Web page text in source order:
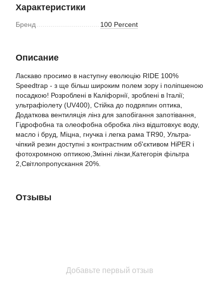
Характеристики
Бренд 100 Percent
Описание
Ласкаво просимо в наступну еволюцію RIDE 100%
Speedtrap - з ще більш широким полем зору і поліпшеною
посадкою! Розроблені в Каліфорнії, зроблені в Італії;
ультрафіолету (UV400), Стійка до подряпин оптика,
Додаткова вентиляція лінз для запобігання запотівання,
Гідрофобна та олеофобна обробка лінз відштовхує воду,
масло і бруд, Міцна, гнучка і легка рама TR90, Ультра-
чіпкий резин доступні з контрастним об'єктивом HiPER і
фотохромною оптикою,Змінні лінзи,Категорія фільтра
2,Світлопропускання 20%.
Отзывы
Добавьте первый отзыв